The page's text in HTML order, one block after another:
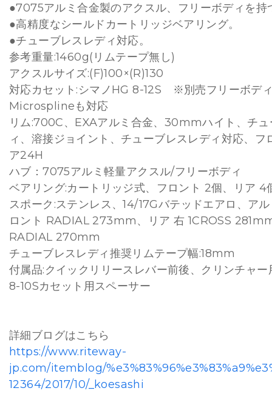
●7075アルミ合金製のアクスル、フリーボディを持
●高精度なシールドカートリッジベアリング。
●チューブレスレディ対応。
参考重量:1460g(リムテープ無し)
アクスルサイズ:(F)100×(R)130
対応カセット:シマノHG 8-12S ※別売フリーボデ
Microsplineも対応
リム:700C、EXAアルミ合金、30mmハイト、チュ
ィ、溶接ジョイント、チューブレスレディ対応、
ア24H
ハブ：7075アルミ軽量アクスル/フリーボディ
ベアリング:カートリッジ式、フロント 2個、リア 4
スポーク:ステンレス、14/17Gバテッドエアロ、ア
ロント RADIAL 273mm、リア 右 1CROSS
RADIAL 270mm
チューブレスレディ推奨リムテープ幅:18mm
付属品:クイックリリースレバー前後、クリンチャ
8-10Sカセット用スペーサー
詳細ブログはこちら
https://www.riteway-
jp.com/itemblog/
12364/2017/10/_koesashi